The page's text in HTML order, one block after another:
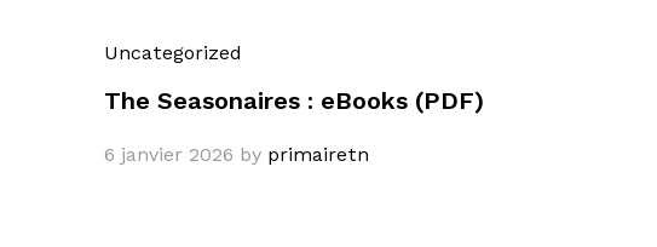
Uncategorized
The Seasonaires : eBooks (PDF)
6 janvier 2026 by primairetn